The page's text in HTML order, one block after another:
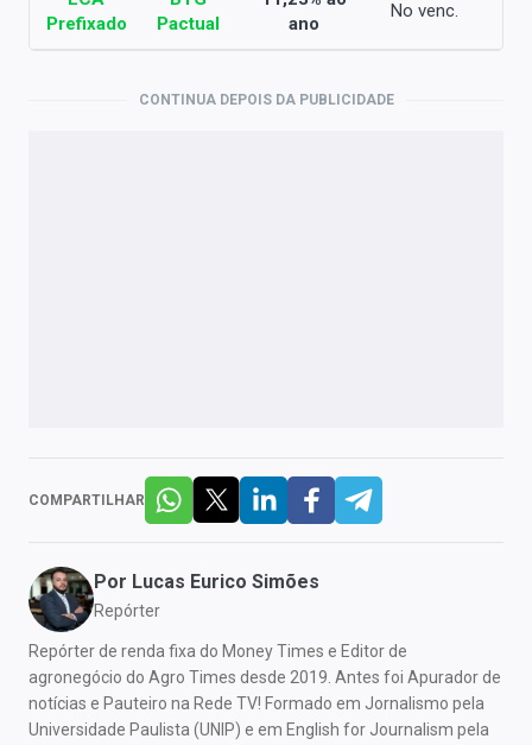
Prefixado
Pactual
ano
No venc.
CONTINUA DEPOIS DA PUBLICIDADE
COMPARTILHAR
Por Lucas Eurico Simões
Repórter
Repórter de renda fixa do Money Times e Editor de
agronegócio do Agro Times desde 2019. Antes foi Apurador de
notícias e Pauteiro na Rede TV! Formado em Jornalismo pela
Universidade Paulista (UNIP) e em English for Journalism pela